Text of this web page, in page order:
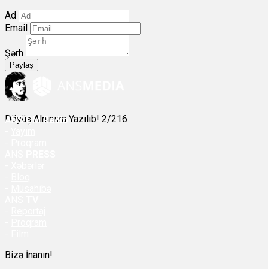
Ad
Email
Şərh
Paylaş
Döyüş Alnınıza Yazılıb! 2/216
ANSÇM Radio
Bizə İnanın!